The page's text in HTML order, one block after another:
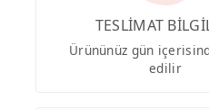
TESLİMAT
Ürününüz gün
edilir